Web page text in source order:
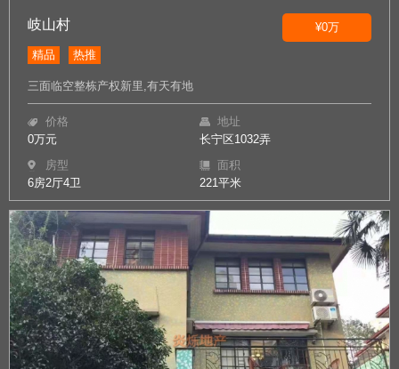
岐山村 ¥0万
精品 热推
三面临空整栋产权新里,有天有地
价格
0万元
地址
长宁区1032弄
房型
6房2厅4卫
面积
221平米